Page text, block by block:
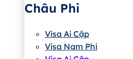
Châu Phi
Visa Ai Cập
Visa Nam Phi